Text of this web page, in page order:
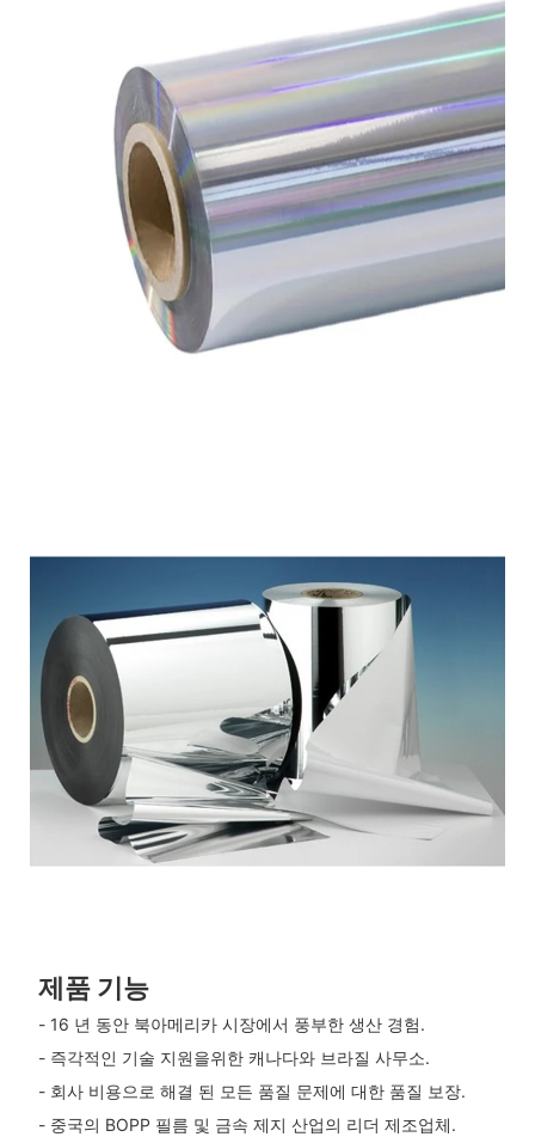
제품 기능
- 16 년 동안 북아메리카 시장에서 풍부한 생산 경험.
- 즉각적인 기술 지원을위한 캐나다와 브라질 사무소.
- 회사 비용으로 해결 된 모든 품질 문제에 대한 품질 보장.
- 중국의 BOPP 필름 및 금속 제지 산업의 리더 제조업체.